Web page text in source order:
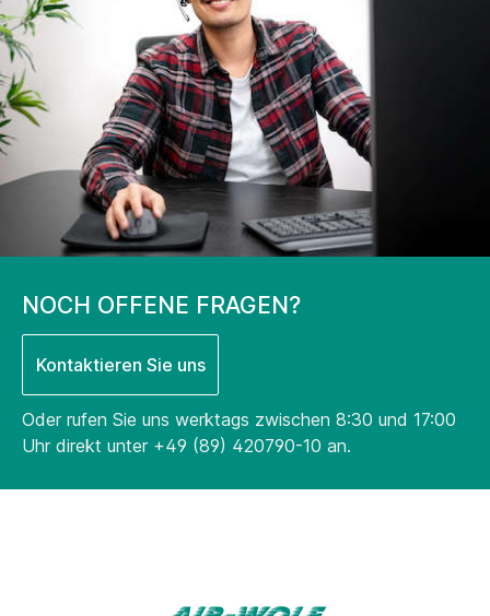
NOCH OFFENE FRAGEN?
Kontaktieren Sie uns
Oder rufen Sie uns werktags zwischen 8:30 und 17:00
Uhr direkt unter +49 (89) 420790-10 an.